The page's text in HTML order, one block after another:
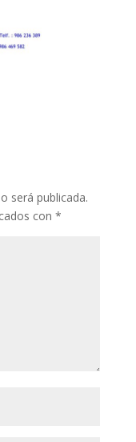
será publicada.
con *